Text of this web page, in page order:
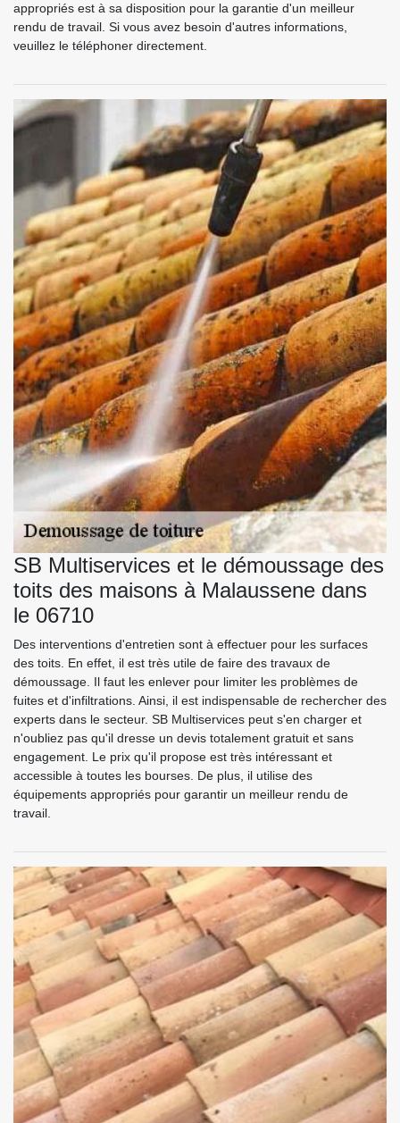
appropriés est à sa disposition pour la garantie d'un meilleur
rendu de travail. Si vous avez besoin d'autres informations,
veuillez le téléphoner directement.
SB Multiservices et le démoussage des
toits des maisons à Malaussene dans
le 06710
Des interventions d'entretien sont à effectuer pour les surfaces
des toits. En effet, il est très utile de faire des travaux de
démoussage. Il faut les enlever pour limiter les problèmes de
fuites et d'infiltrations. Ainsi, il est indispensable de rechercher des
experts dans le secteur. SB Multiservices peut s'en charger et
n'oubliez pas qu'il dresse un devis totalement gratuit et sans
engagement. Le prix qu'il propose est très intéressant et
accessible à toutes les bourses. De plus, il utilise des
équipements appropriés pour garantir un meilleur rendu de
travail.